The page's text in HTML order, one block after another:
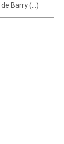
Barry (…)